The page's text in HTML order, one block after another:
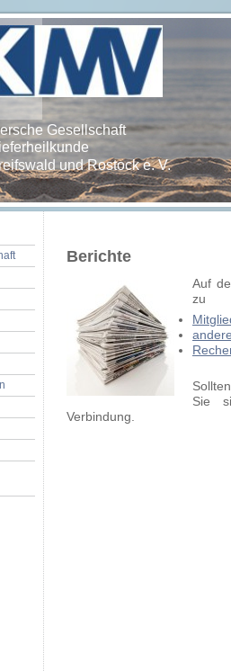
Gesellschaft
und Rostock e. V.
Berichte
Auf
zu
Sie
Verbindung.